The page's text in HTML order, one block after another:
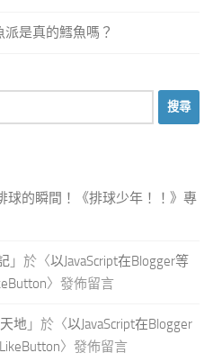
派是真的鱈魚嗎？
球的瞬間！《排球少年！！》專
」於〈以JavaScript在Blogger等
〉發佈留言
地 」於〈以JavaScript在Blogger
〉發佈留言